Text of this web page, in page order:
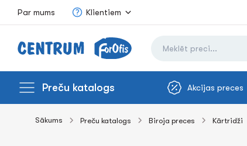
Par mums Klientiem
Preču katalogs Akcijas preces
Sākums Preču katalogs Biroja preces Kārtridži